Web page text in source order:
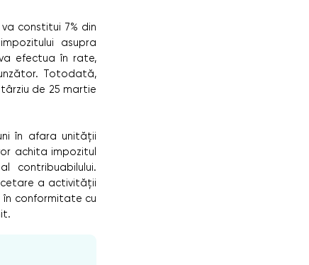
constitui 7% din
asupra
efectua în rate,
Totodată,
de 25 martie
în afara unității
achita impozitul
contribuabilului.
a activității
conformitate cu